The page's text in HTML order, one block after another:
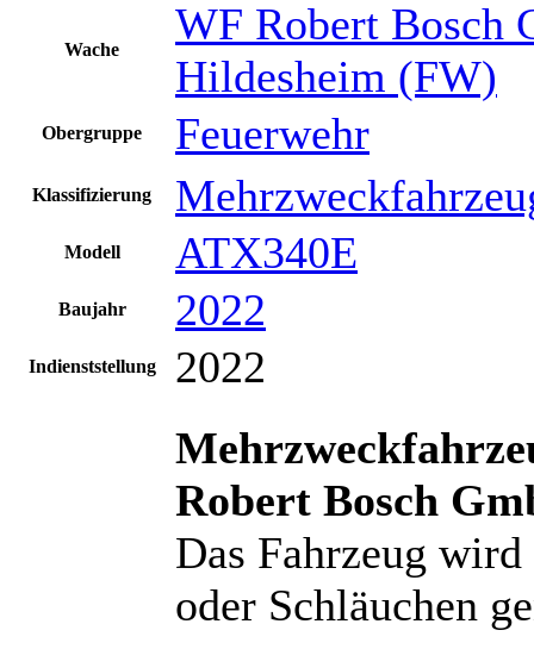
Wache
WF Robert Bosch
Hildesheim (FW)
Obergruppe Feuerwehr
Klassifizierung
Modell ATX340E
Baujahr 2022
Indienststellung 2022
Robert Bosch
Das Fahrzeug
oder Schläuchen